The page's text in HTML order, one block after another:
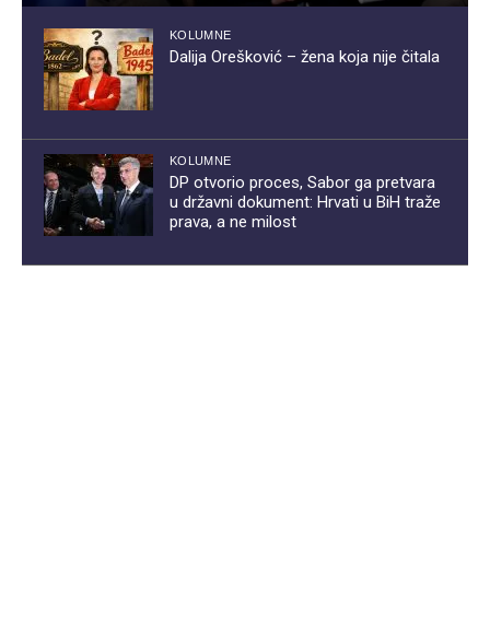
KOLUMNE
Dalija Orešković – žena koja nije čitala
KOLUMNE
DP otvorio proces, Sabor ga pretvara
u državni dokument: Hrvati u BiH traže
prava, a ne milost